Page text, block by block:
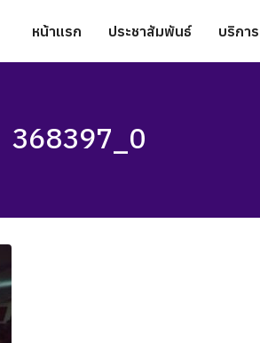
หน้าแรก ประชาสัมพันธ์ บริการ
368397_0